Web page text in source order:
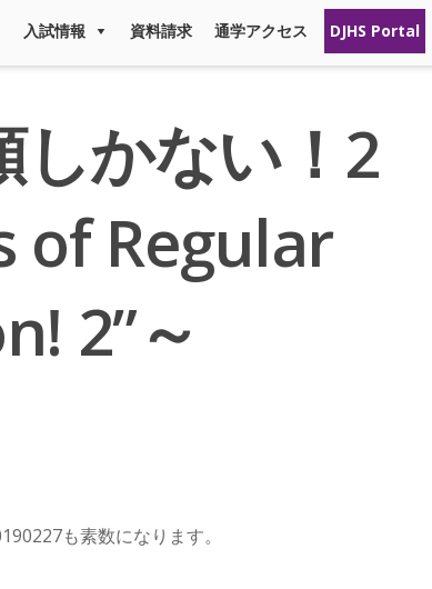
入試情報 資料請求 通学アクセス DJHS Portal
しかない！2
of Regular
2”～
も素数になります。